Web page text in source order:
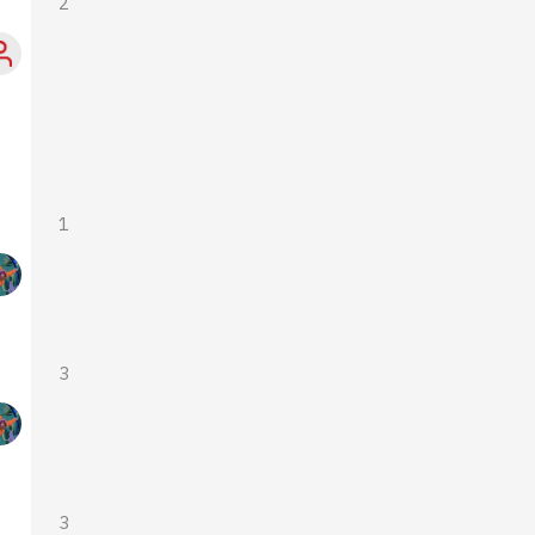
1
3
3